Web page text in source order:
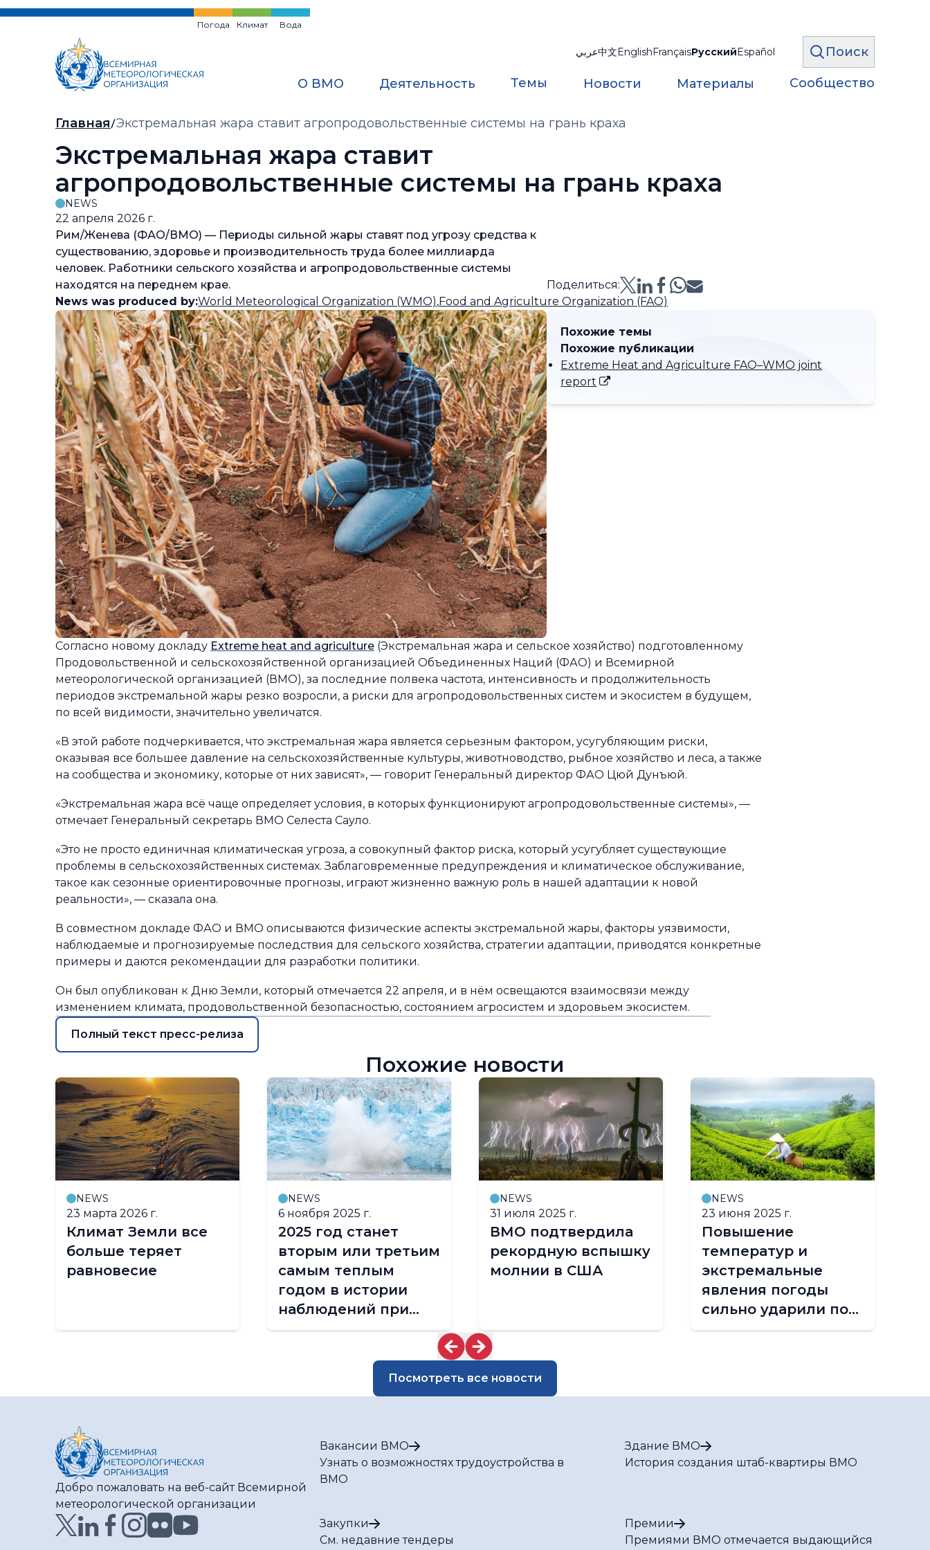
Перейти
содержанию
Погода Климат Вода
عربي中文EnglishFrançaisРусскийEspañol Поиск
О ВМО Деятельность Темы Новости Материалы Сообщество
Хлебная
крошка
Главная Экстремальная жара ставит агропродовольственные системы на грань краха
Экстремальная жара ставит
агропродовольственные системы на грань краха
NEWS
22 апреля 2026 г.
Рим/Женева (ФАО/ВМО) — Периоды сильной жары ставят под угрозу средства к
существованию, здоровье и производительность труда более миллиарда
человек. Работники сельского хозяйства и агропродовольственные системы
находятся на переднем крае.
Поделиться:
News was produced by:World Meteorological Organization (WMO),Food and Agriculture Organization (FAO)
Похожие темы
Похожие публикации
Extreme Heat and Agriculture FAO–WMO joint
report
Согласно новому докладу Extreme heat and agriculture (Экстремальная жара и сельское хозяйство) подготовленному
Продовольственной и сельскохозяйственной организацией Объединенных Наций (ФАО) и Всемирной
метеорологической организацией (ВМО), за последние полвека частота, интенсивность и продолжительность
периодов экстремальной жары резко возросли, а риски для агропродовольственных систем и экосистем в будущем,
по всей видимости, значительно увеличатся.
«В этой работе подчеркивается, что экстремальная жара является серьезным фактором, усугубляющим риски,
оказывая все большее давление на сельскохозяйственные культуры, животноводство, рыбное хозяйство и леса, а также
на сообщества и экономику, которые от них зависят», — говорит Генеральный директор ФАО Цюй Дунъюй.
«Экстремальная жара всё чаще определяет условия, в которых функционируют агропродовольственные системы», —
отмечает Генеральный секретарь ВМО Селеста Сауло.
«Это не просто единичная климатическая угроза, а совокупный фактор риска, который усугубляет существующие
проблемы в сельскохозяйственных системах. Заблаговременные предупреждения и климатическое обслуживание,
такое как сезонные ориентировочные прогнозы, играют жизненно важную роль в нашей адаптации к новой
реальности», — сказала она.
В совместном докладе ФАО и ВМО описываются физические аспекты экстремальной жары, факторы уязвимости,
наблюдаемые и прогнозируемые последствия для сельского хозяйства, стратегии адаптации, приводятся конкретные
примеры и даются рекомендации для разработки политики.
Он был опубликован к Дню Земли, который отмечается 22 апреля, и в нём освещаются взаимосвязи между
изменением климата, продовольственной безопасностью, состоянием агросистем и здоровьем экосистем.
Полный текст пресс-релиза
Похожие новости
NEWS
23 марта 2026 г.
Климат Земли все
больше теряет
равновесие
NEWS
6 ноября 2025 г.
2025 год станет
вторым или третьим
самым теплым
годом в истории
наблюдений при
сохранении
высокой тенденции
NEWS
31 июля 2025 г.
ВМО подтвердила
рекордную вспышку
молнии в США
NEWS
23 июня 2025 г.
Повышение
температур и
экстремальные
явления погоды
сильно ударили по
Азии
Посмотреть все новости
Добро пожаловать на веб-сайт Всемирной
метеорологической организации
Вакансии ВМО
Узнать о возможностях трудоустройства в
ВМО
Здание ВМО
История создания штаб-квартиры ВМО
Закупки
См. недавние тендеры
Премии
Премиями ВМО отмечается выдающийся